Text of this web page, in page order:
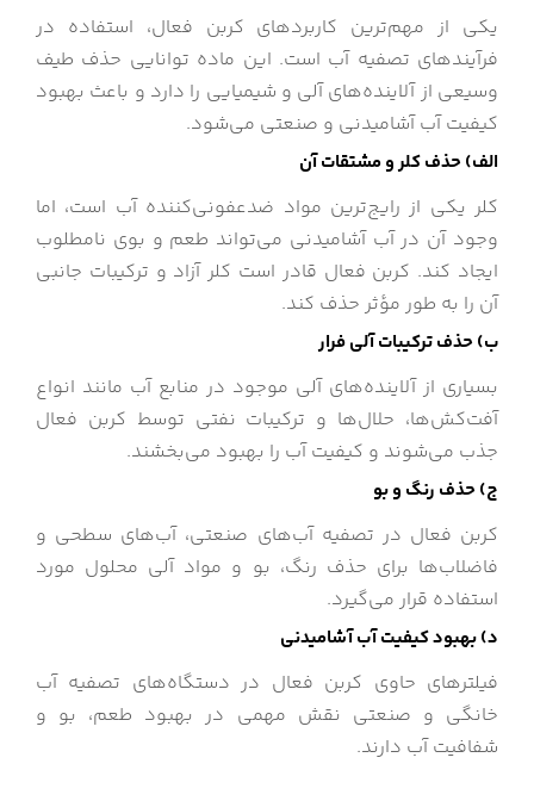
یکی از مهم‌ترین کاربردهای کربن فعال، استفاده در
فرآیندهای تصفیه آب است. این ماده توانایی حذف طیف
وسیعی از آلاینده‌های آلی و شیمیایی را دارد و باعث بهبود
کیفیت آب آشامیدنی و صنعتی می‌شود.
الف) حذف کلر و مشتقات آن
کلر یکی از رایج‌ترین مواد ضدعفونی‌کننده آب است، اما
وجود آن در آب آشامیدنی می‌تواند طعم و بوی نامطلوب
ایجاد کند. کربن فعال قادر است کلر آزاد و ترکیبات جانبی
آن را به طور مؤثر حذف کند.
ب) حذف ترکیبات آلی فرار
بسیاری از آلاینده‌های آلی موجود در منابع آب مانند انواع
آفت‌کش‌ها، حلال‌ها و ترکیبات نفتی توسط کربن فعال
جذب می‌شوند و کیفیت آب را بهبود می‌بخشند.
ج) حذف رنگ و بو
کربن فعال در تصفیه آب‌های صنعتی، آب‌های سطحی و
فاضلاب‌ها برای حذف رنگ، بو و مواد آلی محلول مورد
استفاده قرار می‌گیرد.
د) بهبود کیفیت آب آشامیدنی
فیلترهای حاوی کربن فعال در دستگاه‌های تصفیه آب
خانگی و صنعتی نقش مهمی در بهبود طعم، بو و
شفافیت آب دارند.